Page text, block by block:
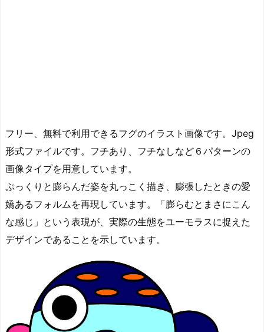
フリー、無料で利用できるフグのイラスト画像です。Jpeg
形式ファイルです。フチあり、フチなしなど６パターンの
画像タイプを用意しています。
ぷっくりと膨らんだ姿を丸っこく描き、膨張したときの愛
嬌あるフォルムを再現しています。「膨らむとまさにこん
な感じ」という表現が、実際の生態をユーモラスに捉えた
デザインであることを示しています。